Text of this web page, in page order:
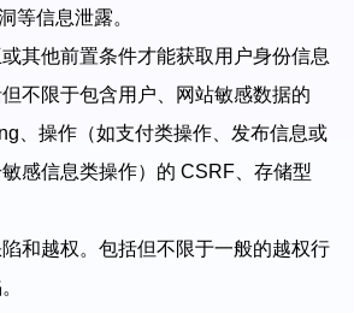
等信息泄露。
其他前置条件才能获取用户身份信息
不限于包含用户、网站敏感数据的
、操作（如支付类操作、发布信息或
感信息类操作）的 CSRF、存储型
和越权。包括但不限于一般的越权行